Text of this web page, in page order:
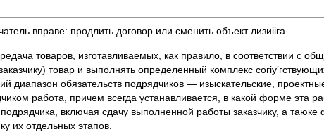
вправе: продлить договор или сменить объект лизиiiга.
товаров, изготавливаемых, как правило, в соответствии с
товар и выполнять определенный комплекс
обязательств подрядчиков — изыскательские,
работа, причем всегда устанавливается, в какой форме эта
включая сдачу выполненной работы заказчику, а
их отдельных этапов.